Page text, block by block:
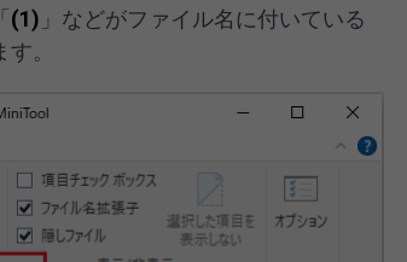
(1) 」などがファイル名に付いている
。